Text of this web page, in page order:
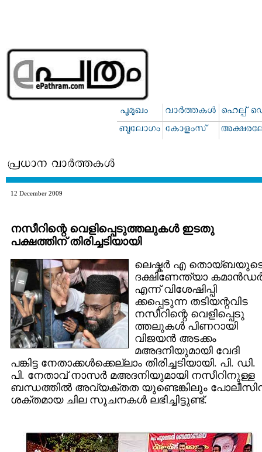
12 December 2009
നസീറിന്റെ വെളിപ്പെടുത്തലുകള്‍ ഇടതു
പക്ഷത്തിന് തിരിച്ചടിയായി
ലെഷ്കര്‍ എ
ദക്ഷിണേന്ത്യാ
എന്ന് വിശേഷിപ്പി
ക്കപ്പെടുന്ന തടിയന്റ‌വിട
നസീറിന്റെ വെളിപ്പെടു
ത്തലുകള്‍ പിണറായി
വിജയന്‍ അടക്കം
മഅദനിയുമായി വേദി
പങ്കിട്ട നേതാക്കള്‍ക്കെല്ലാം തിരിച്ചടിയായി. പി. ഡി.
പി. നേതാവ് നാസര്‍ മ‌അദനിയുമായി നസീറിനുള്ള
ബന്ധത്തില്‍ അവ്യക്തത യുണ്ടെങ്കിലും
ശക്തമായ ചില സൂചനകള്‍ ലഭിച്ചിട്ടുണ്ട്.